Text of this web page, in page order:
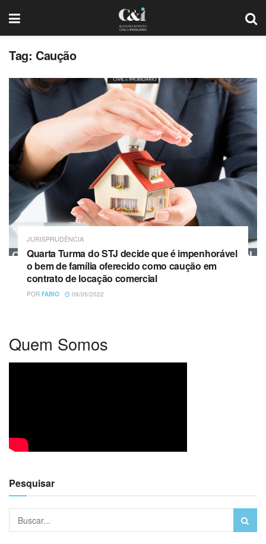
Tag: Caução
JURISPRUDÊNCIA
Quarta Turma do STJ decide que é impenhorável
o bem de família oferecido como caução em
contrato de locação comercial
POR FABIO 09/05/2022
Quem Somos
Pesquisar